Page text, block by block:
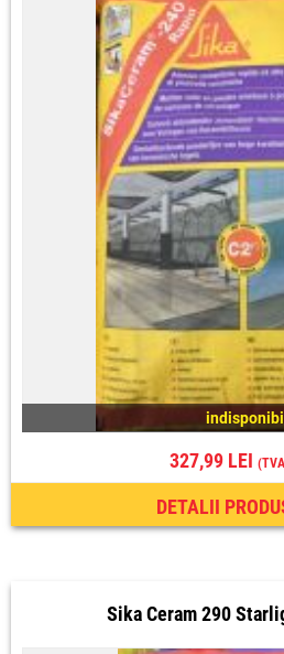
indisponibil
327,99 LEI
DETALII
Sika Ceram 290